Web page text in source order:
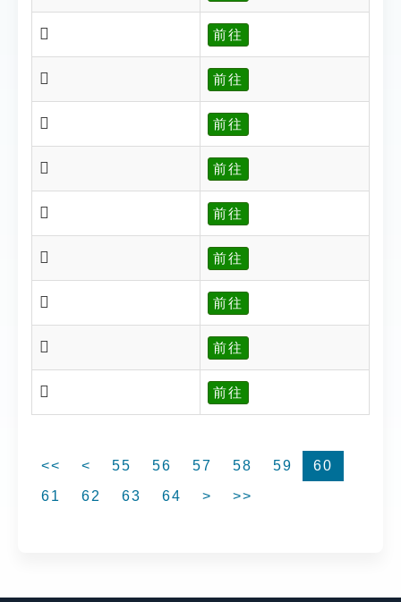
𧞓 前往
𧞔 前往
𧞕 前往
𧞖 前往
𧞙 前往
𧞐 前往
𧞐 前往
𧞗 前往
𧞗 前往
<< < 55 56 57 58 59
60
61
62 63 64 > >>